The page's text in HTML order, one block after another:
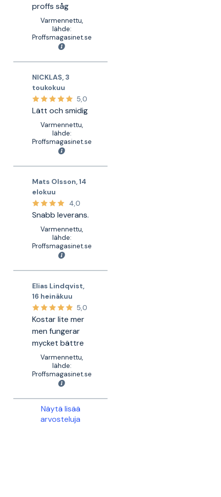
proffs såg
Varmennettu,
lähde:
Proffsmagasinet.se
NICKLAS 3
toukokuu
5,0
Lätt och smidig
Varmennettu,
lähde:
Proffsmagasinet.se
Mats Olsson 14
elokuu
4,0
Snabb leverans.
Varmennettu,
lähde:
Proffsmagasinet.se
Elias Lindqvist
16 heinäkuu
5,0
Kostar lite mer
men fungerar
mycket bättre
Varmennettu,
lähde:
Proffsmagasinet.se
Näytä lisää
arvosteluja